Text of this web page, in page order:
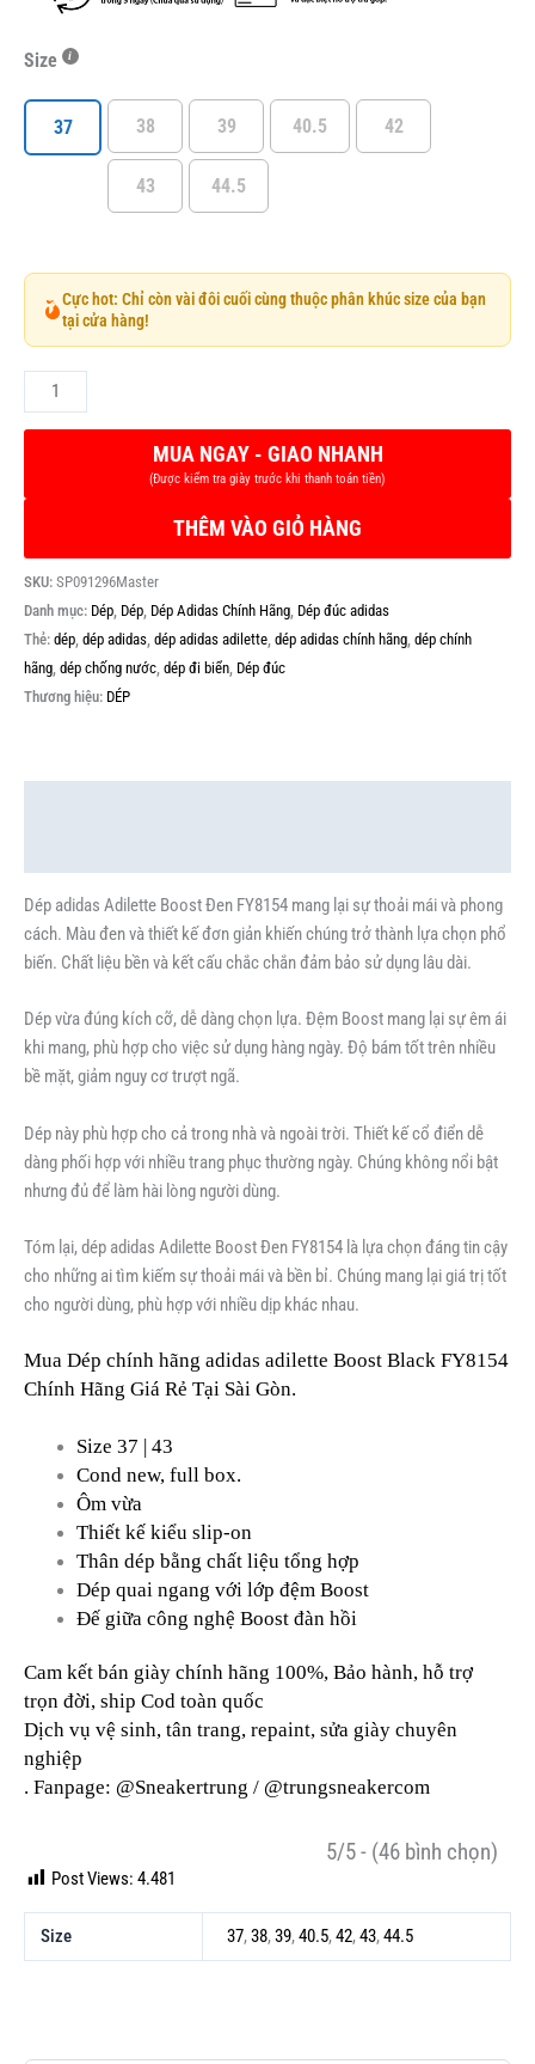
Size
37 38 39 40.5 42
43 44.5
Cực hot: Chỉ còn vài đôi cuối cùng thuộc phân khúc size của bạn
tại cửa hàng!
THÊM VÀO GIỎ HÀNG
SKU: SP091296Master
Danh mục: Dép Dép Dép Adidas Chính Hãng Dép đúc adidas
Thẻ: dép dép adidas dép adidas adilette dép adidas chính hãng dép chính
hãng dép chống nước dép đi biển Dép đúc
Thương hiệu: DÉP
Dép adidas Adilette Boost Đen FY8154 mang lại sự thoải mái và phong
cách. Màu đen và thiết kế đơn giản khiến chúng trở thành lựa chọn phổ
biến. Chất liệu bền và kết cấu chắc chắn đảm bảo sử dụng lâu dài.
Dép vừa đúng kích cỡ, dễ dàng chọn lựa. Đệm Boost mang lại sự êm ái
khi mang, phù hợp cho việc sử dụng hàng ngày. Độ bám tốt trên nhiều
bề mặt, giảm nguy cơ trượt ngã.
Dép này phù hợp cho cả trong nhà và ngoài trời. Thiết kế cổ điển dễ
dàng phối hợp với nhiều trang phục thường ngày. Chúng không nổi bật
nhưng đủ để làm hài lòng người dùng.
Tóm lại, dép adidas Adilette Boost Đen FY8154 là lựa chọn đáng tin cậy
cho những ai tìm kiếm sự thoải mái và bền bỉ. Chúng mang lại giá trị tốt
cho người dùng, phù hợp với nhiều dịp khác nhau.
Mua Dép chính hãng adidas adilette Boost Black FY8154
Chính Hãng Giá Rẻ Tại Sài Gòn.
Size 37 | 43
Cond new, full box.
Ôm vừa
Thiết kế kiểu slip-on
Thân dép bằng chất liệu tổng hợp
Dép quai ngang với lớp đệm Boost
Đế giữa công nghệ Boost đàn hồi
Cam kết bán giày chính hãng 100%, Bảo hành, hỗ trợ
trọn đời, ship Cod toàn quốc
Dịch vụ vệ sinh, tân trang, repaint, sửa giày chuyên
nghiệp
. Fanpage: @Sneakertrung / @trungsneakercom
5/5 - (46 bình chọn)
Post Views: 4.481
Size 37,38,39,40.5,42,43,44.5